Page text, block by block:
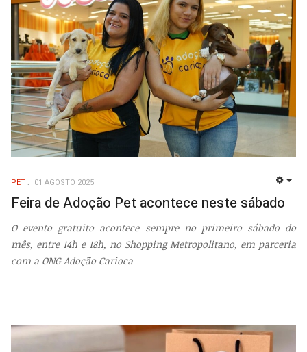
PET 01 AGOSTO 2025
Feira de Adoção Pet acontece neste sábado
O evento gratuito acontece sempre no primeiro sábado do
mês, entre 14h e 18h, no Shopping Metropolitano, em parceria
com a ONG Adoção Carioca